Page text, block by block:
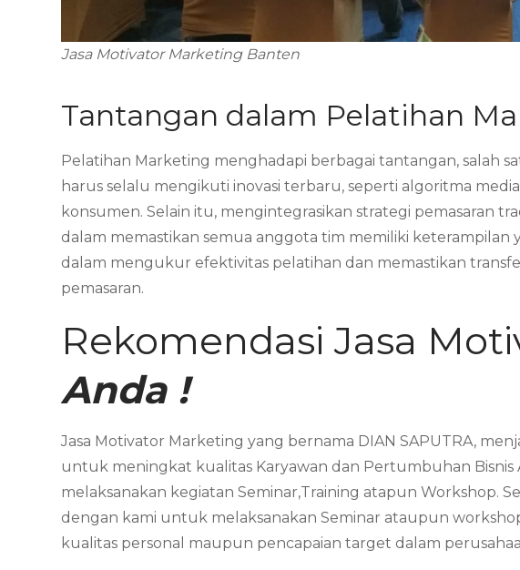
Jasa Motivator Marketing Banten
Tantangan dalam Pelatihan
Pelatihan Marketing menghadapi berbagai tantangan, salah
harus selalu mengikuti inovasi terbaru, seperti algoritma
konsumen. Selain itu, mengintegrasikan strategi pemasaran
dalam memastikan semua anggota tim memiliki
dalam mengukur efektivitas pelatihan dan memastikan
pemasaran.
Rekomendasi Jasa
Anda !
Jasa Motivator Marketing yang bernama DIAN SAPUTRA,
untuk meningkat kualitas Karyawan dan Pertumbuhan
melaksanakan kegiatan Seminar,Training atapun Workshop.
dengan kami untuk melaksanakan Seminar ataupun
kualitas personal maupun pencapaian target dalam